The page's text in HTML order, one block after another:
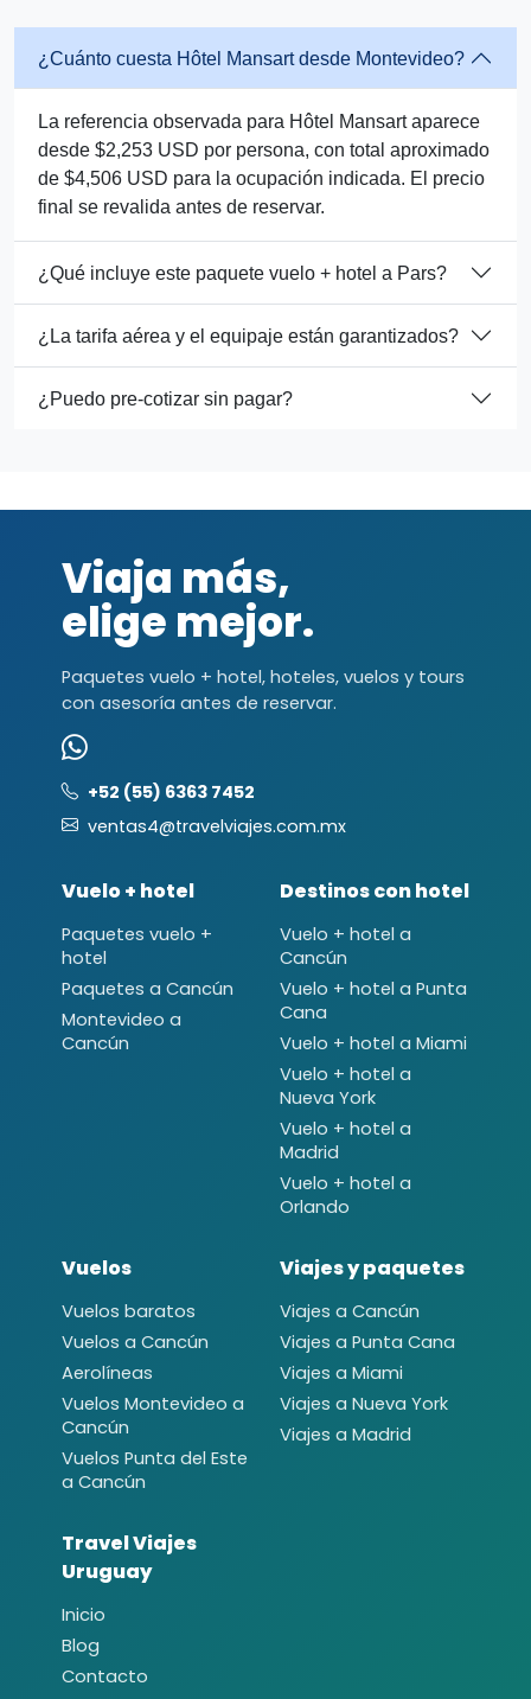
¿Cuánto cuesta Hôtel Mansart desde Montevideo?
La referencia observada para Hôtel Mansart aparece
desde $2,253 USD por persona, con total aproximado
de $4,506 USD para la ocupación indicada. El precio
final se revalida antes de reservar.
¿Qué incluye este paquete vuelo + hotel a Pars?
¿La tarifa aérea y el equipaje están garantizados?
¿Puedo pre-cotizar sin pagar?
Viaja más,
elige mejor.
Paquetes vuelo + hotel, hoteles, vuelos y tours
con asesoría antes de reservar.
+52 (55) 6363 7452
ventas4@travelviajes.com.mx
Vuelo + hotel
Paquetes vuelo +
hotel
Paquetes a Cancún
Montevideo a
Cancún
Destinos con hotel
Vuelo + hotel a
Cancún
Vuelo + hotel a Punta
Cana
Vuelo + hotel a Miami
Vuelo + hotel a
Nueva York
Vuelo + hotel a
Madrid
Vuelo + hotel a
Orlando
Vuelos
Vuelos baratos
Vuelos a Cancún
Aerolíneas
Vuelos Montevideo a
Cancún
Vuelos Punta del Este
a Cancún
Viajes y paquetes
Viajes a Cancún
Viajes a Punta Cana
Viajes a Miami
Viajes a Nueva York
Viajes a Madrid
Travel Viajes
Uruguay
Inicio
Blog
Contacto